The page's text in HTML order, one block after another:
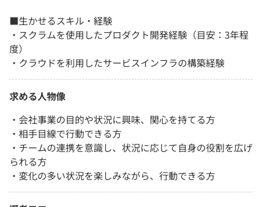
■生かせるスキル・経験
・スクラムを使用したプロダクト開発経験（目安：3年程
度）
・クラウドを利用したサービスインフラの構築経験
求める人物像
・会社事業の目的や状況に興味、関心を持てる方
・相手目線で行動できる方
・チームの連携を意識し、状況に応じて自身の役割を広げ
られる方
・変化の多い状況を楽しみながら、行動できる方